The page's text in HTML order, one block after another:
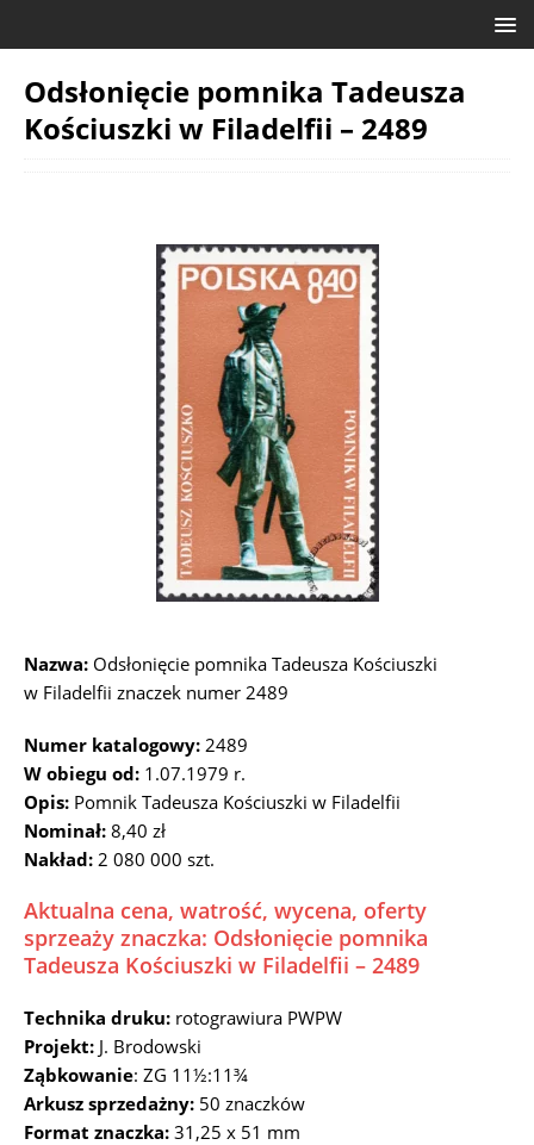
Odsłonięcie pomnika Tadeusza
Kościuszki w Filadelfii – 2489
Nazwa: Odsłonięcie pomnika Tadeusza Kościuszki
w Filadelfii znaczek numer 2489
Numer katalogowy: 2489
W obiegu od: 1.07.1979 r.
Opis: Pomnik Tadeusza Kościuszki w Filadelfii
Nominał: 8,40 zł
Nakład: 2 080 000 szt.
Aktualna cena, watrość, wycena, oferty
sprzeaży znaczka: Odsłonięcie pomnika
Tadeusza Kościuszki w Filadelfii – 2489
Technika druku: rotograwiura PWPW
Projekt: J. Brodowski
Ząbkowanie: ZG 11½:11¾
Arkusz sprzedażny: 50 znaczków
Format znaczka: 31,25 x 51 mm